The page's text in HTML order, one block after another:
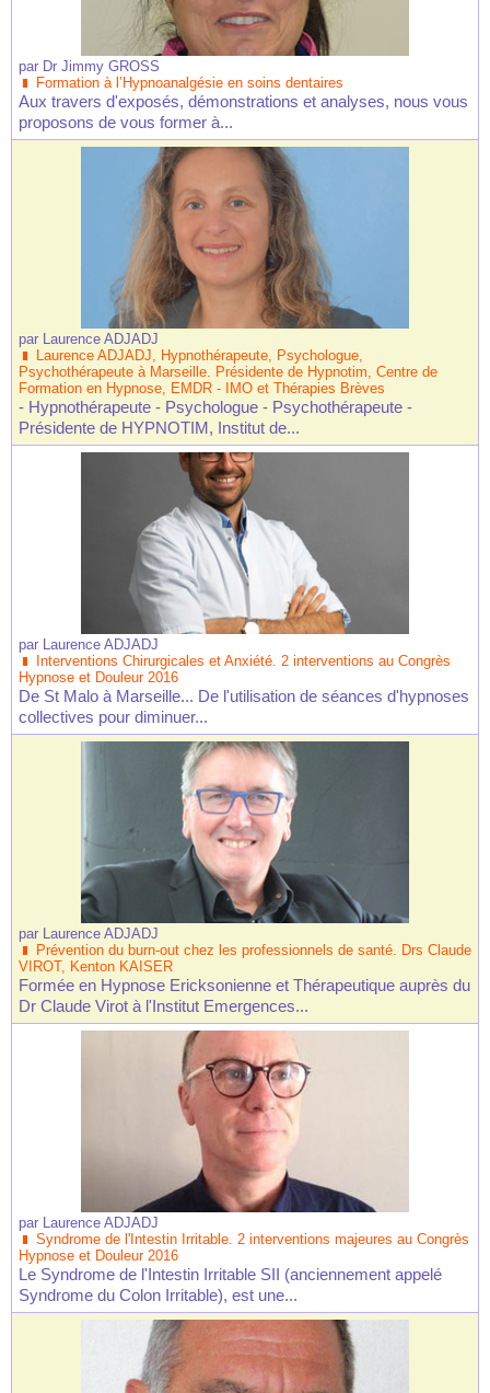
par Dr Jimmy GROSS
Formation à l’Hypnoanalgésie en soins dentaires
Aux travers d'exposés, démonstrations et analyses, nous vous
proposons de vous former à...
par Laurence ADJADJ
Laurence ADJADJ, Hypnothérapeute, Psychologue,
Psychothérapeute à Marseille. Présidente de Hypnotim, Centre de
Formation en Hypnose, EMDR - IMO et Thérapies Brèves
- Hypnothérapeute - Psychologue - Psychothérapeute -
Présidente de HYPNOTIM, Institut de...
par Laurence ADJADJ
Interventions Chirurgicales et Anxiété. 2 interventions au Congrès
Hypnose et Douleur 2016
De St Malo à Marseille... De l'utilisation de séances d'hypnoses
collectives pour diminuer...
par Laurence ADJADJ
Prévention du burn-out chez les professionnels de santé. Drs Claude
VIROT, Kenton KAISER
Formée en Hypnose Ericksonienne et Thérapeutique auprès du
Dr Claude Virot à l'Institut Emergences...
par Laurence ADJADJ
Syndrome de l'Intestin Irritable. 2 interventions majeures au Congrès
Hypnose et Douleur 2016
Le Syndrome de l'Intestin Irritable SII (anciennement appelé
Syndrome du Colon Irritable), est une...